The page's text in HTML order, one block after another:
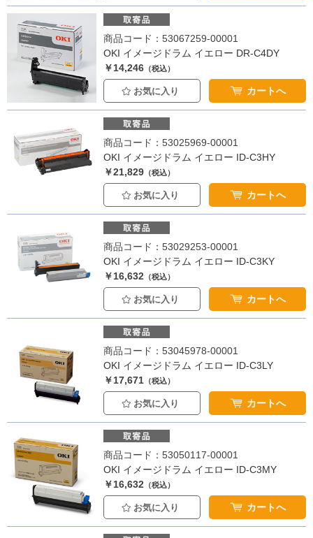
商品コード：53067259-00001
OKI イメージドラム イエロー DR-C4DY
￥14,246 （税込）
お気に入り カートへ
商品コード：53025969-00001
OKI イメージドラム イエロー ID-C3HY
￥21,829 （税込）
お気に入り カートへ
商品コード：53029253-00001
OKI イメージドラム イエロー ID-C3KY
￥16,632 （税込）
お気に入り カートへ
商品コード：53045978-00001
OKI イメージドラム イエロー ID-C3LY
￥17,671 （税込）
お気に入り カートへ
商品コード：53050117-00001
OKI イメージドラム イエロー ID-C3MY
￥16,632 （税込）
お気に入り カートへ